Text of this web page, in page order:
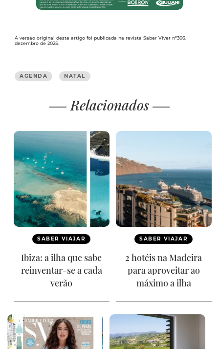
A versão original deste artigo foi publicada na revista Saber Viver nº306,
dezembro de 2025.
AGENDA NATAL
Relacionados
SABER VIAJAR
Ibiza: a ilha que sabe
reinventar-se a cada
verão
SABER VIAJAR
2 hotéis na Madeira
para aproveitar ao
máximo a ilha